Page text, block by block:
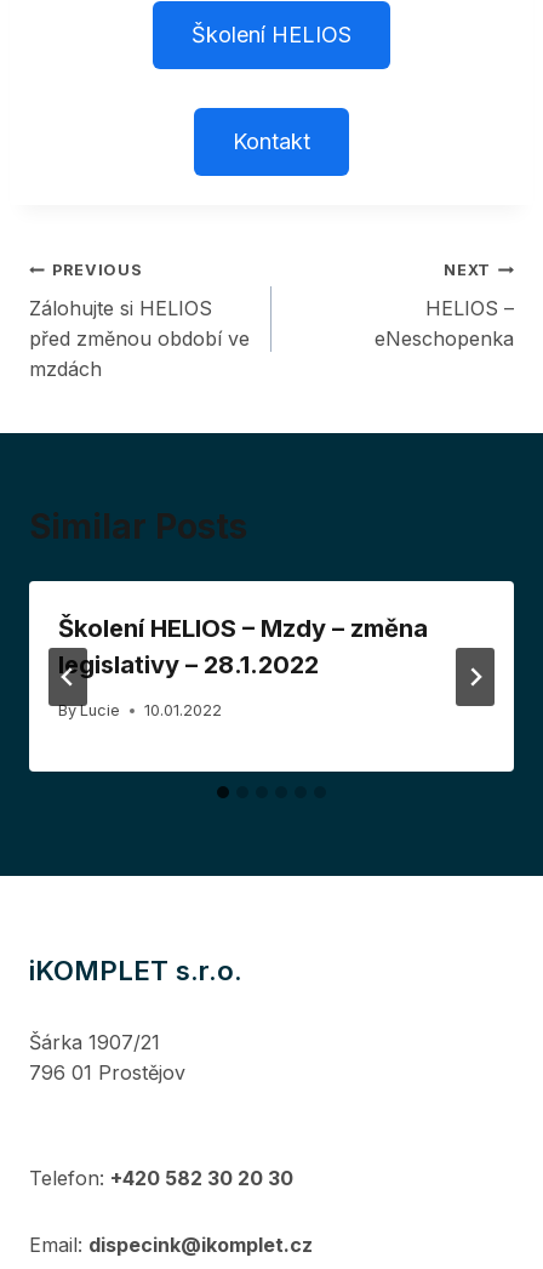
Školení HELIOS
Kontakt
Post
navigation
PREVIOUS
Zálohujte si HELIOS
před změnou období ve
mzdách
NEXT
HELIOS –
eNeschopenka
Similar Posts
Školení HELIOS – Mzdy – změna
legislativy – 28.1.2022
By Lucie 10.01.2022
iKOMPLET s.r.o.
Šárka 1907/21
796 01 Prostějov
Telefon: +420 582 30 20 30
Email: dispecink@ikomplet.cz